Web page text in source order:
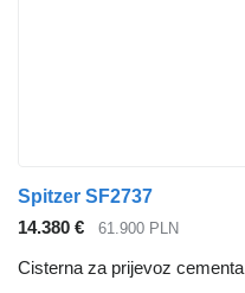
Spitzer SF2737
14.380 €
61.900 PLN
Cisterna za prijevoz cementa